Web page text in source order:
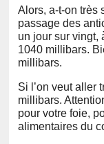
Alors, a-t-on très
passage des
un jour sur vingt,
1040 millibars.
millibars.
Si l’on veut aller
millibars.
pour votre foie,
alimentaires du